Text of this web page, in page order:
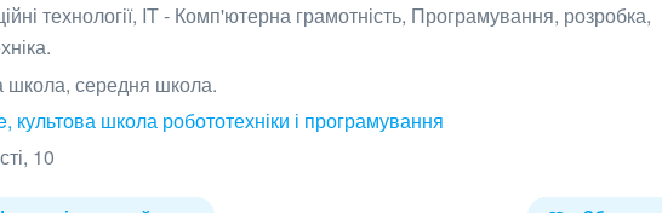
технології, IT - Комп'ютерна грамотність, Програмування, розробка,
середня школа.
культова школа робототехніки і програмування
10